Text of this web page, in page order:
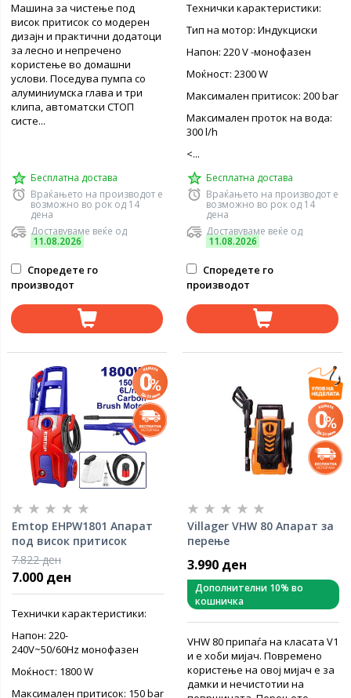
Машина за чистење под
висок притисок со модерен
дизајн и практични додатоци
за лесно и непречено
користење во домашни
услови. Поседува пумпа со
алуминиумска глава и три
клипа, автоматски СТОП
систе...
Бесплатна достава
Враќањето на производот е
возможно во рок од 14
дена
Доставуваме веќе од
11.08.2026
Споредете го
производот
Технички карактеристики:
Тип на мотор: Индукциски
Напон: 220 V -монофазен
Моќност: 2300 W
Максимален притисок: 200 bar
Максимален проток на вода:
300 l/h
<...
Бесплатна достава
Враќањето на производот е
возможно во рок од 14
дена
Доставуваме веќе од
11.08.2026
Споредете го
производот
Emtop EHPW1801 Апарат
под висок притисок
150brar.
7.822 ден
7.000 ден
Технички карактеристики:
Напон: 220-
240V~50/60Hz монофазен
Моќност: 1800 W
Максимален притисок: 150 bar
Villager VHW 80 Апарат за
перење
3.990 ден
Дополнителни 10% во
кошничка
VHW 80 припаѓа на класата V1
и е хоби мијач. Повремено
користење на овој мијач е за
дамки и нечистотии на